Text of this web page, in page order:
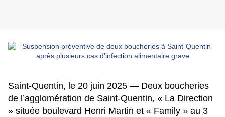
Saint-Quentin, le 20 juin 2025 — Deux boucheries
de l’agglomération de Saint-Quentin, « La Direction
» située boulevard Henri Martin et « Family » au 3